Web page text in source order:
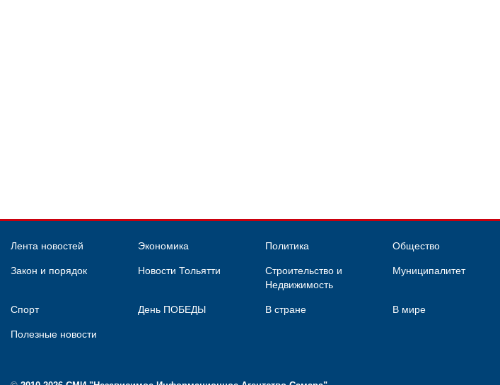
Лента новостей Экономика Политика Общество
Закон и порядок Новости Тольятти
Строительство и
Недвижимость
Муниципалитет
Спорт День ПОБЕДЫ В стране В мире
Полезные новости